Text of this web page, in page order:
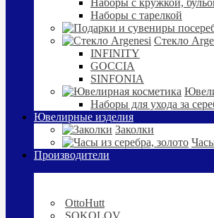
Наборы с кружкой,
Наборы с тарелкой
Стекло
INFINITY
GOCCIA
SINFONIA
Наборы для ухода за
Ювелирные изделия
Заколки
Производители
OttoHutt
SOKOLOV